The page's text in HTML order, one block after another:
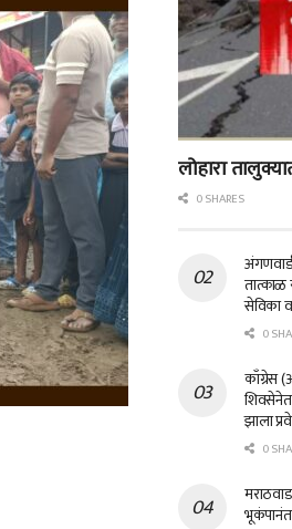
लोहारा
0 SHARES
तात्काळ
सेविका
0
काँग्रेस
शिवसेनेत
झाला
0